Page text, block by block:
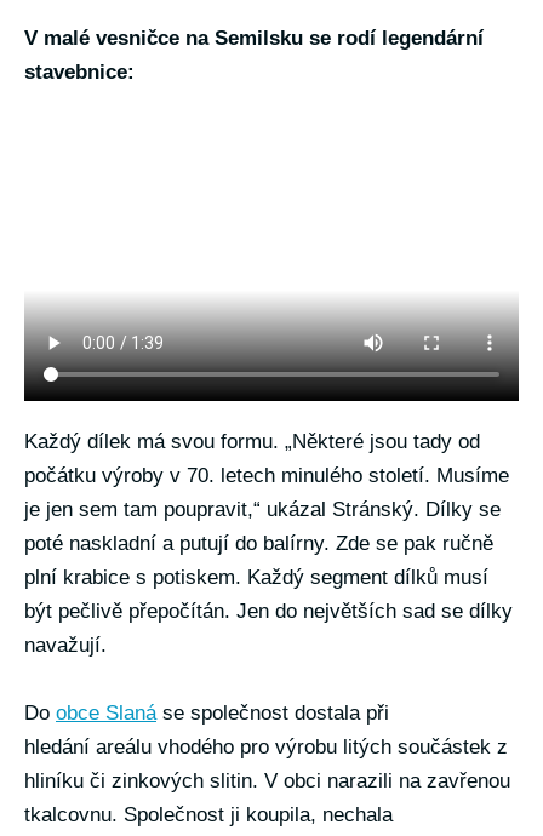
V malé vesničce na Semilsku se rodí legendární
stavebnice:
Každý dílek má svou formu. „Některé jsou tady od
počátku výroby v 70. letech minulého století. Musíme
je jen sem tam poupravit,“ ukázal Stránský. Dílky se
poté naskladní a putují do balírny. Zde se pak ručně
plní krabice s potiskem. Každý segment dílků musí
být pečlivě přepočítán. Jen do největších sad se dílky
navažují.
Do obce Slanáse společnost dostala při
hledání areálu vhodého pro výrobu litých součástek z
hliníku či zinkových slitin. V obci narazili na zavřenou
tkalcovnu. Společnost ji koupila, nechala